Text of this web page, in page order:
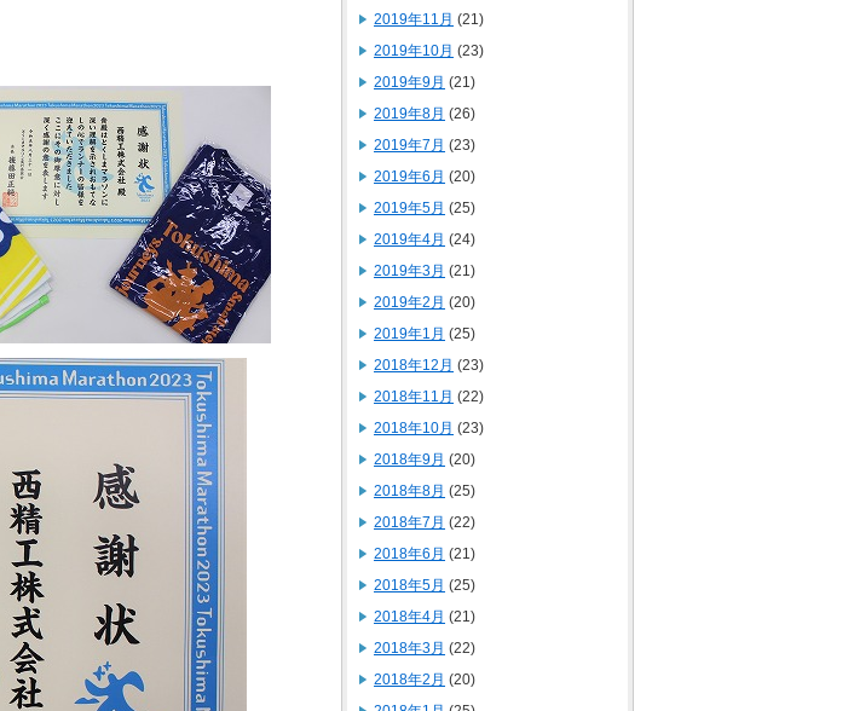
2019年11月 (21)
2019年10月 (23)
2019年9月 (21)
2019年8月 (26)
2019年7月 (23)
2019年6月 (20)
2019年5月 (25)
2019年4月 (24)
2019年3月 (21)
2019年2月 (20)
2019年1月 (25)
2018年12月 (23)
2018年11月 (22)
2018年10月 (23)
2018年9月 (20)
2018年8月 (25)
2018年7月 (22)
2018年6月 (21)
2018年5月 (25)
2018年4月 (21)
2018年3月 (22)
2018年2月 (20)